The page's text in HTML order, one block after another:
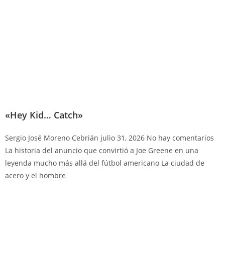
«Hey Kid… Catch»
Sergio José Moreno Cebrián julio 31, 2026 No hay comentarios
La historia del anuncio que convirtió a Joe Greene en una
leyenda mucho más allá del fútbol americano La ciudad de
acero y el hombre